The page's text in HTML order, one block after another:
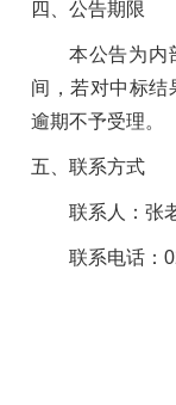
四、公告期限
本公告为内
间，若对中标结
逾期不予受理。
五、联系方式
联系人：张
联系电话：